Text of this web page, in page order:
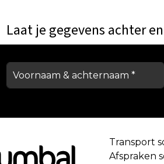
Laat je gegevens achter
Transport
Afspraken